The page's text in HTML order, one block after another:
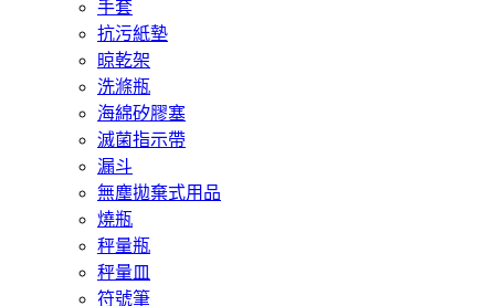
手套
抗污紙墊
晾乾架
洗滌瓶
海綿矽膠塞
滅菌指示帶
漏斗
無塵拋棄式用品
燒瓶
秤量瓶
秤量皿
符號筆